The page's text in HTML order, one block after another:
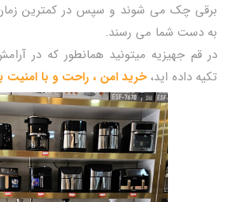
برقی چک می شوند و سپس در کمترین
به دست شما می رسند.
در قم جهیزیه میتونید همانطور که در
تکیه داده اید،خرید امن ، راحت و با امنیت